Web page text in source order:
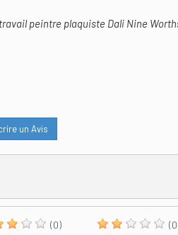
peintre plaquiste Dali Nine
un Avis
(0)